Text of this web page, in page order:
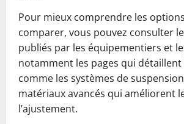
Pour mieux comprendre les
comparer, vous pouvez consulter
publiés par les équipementiers et
notamment les pages qui
comme les systèmes de
matériaux avancés qui améliorent
l’ajustement.